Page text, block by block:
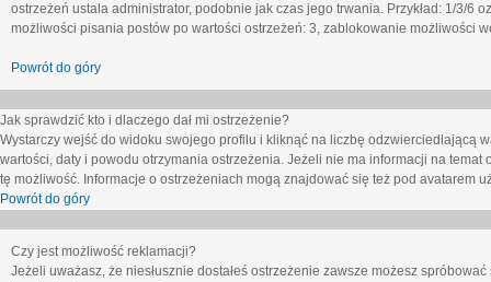
ostrzeżeń ustala administrator, podobnie jak czas jego trwania. Przykład: 1/3/6
możliwości pisania postów po wartości ostrzeżeń: 3, zablokowanie możliwości
Powrót do góry
Jak sprawdzić kto i dlaczego dał mi ostrzeżenie?
Wystarczy wejść do widoku swojego profilu i kliknąć na liczbę odzwierciedlającą
wartości, daty i powodu otrzymania ostrzeżenia. Jeżeli nie ma informacji na temat
tę możliwość. Informacje o ostrzeżeniach mogą znajdować się też pod avatarem
Powrót do góry
Czy jest możliwość reklamacji?
Jeżeli uważasz, że niesłusznie dostałeś ostrzeżenie zawsze możesz